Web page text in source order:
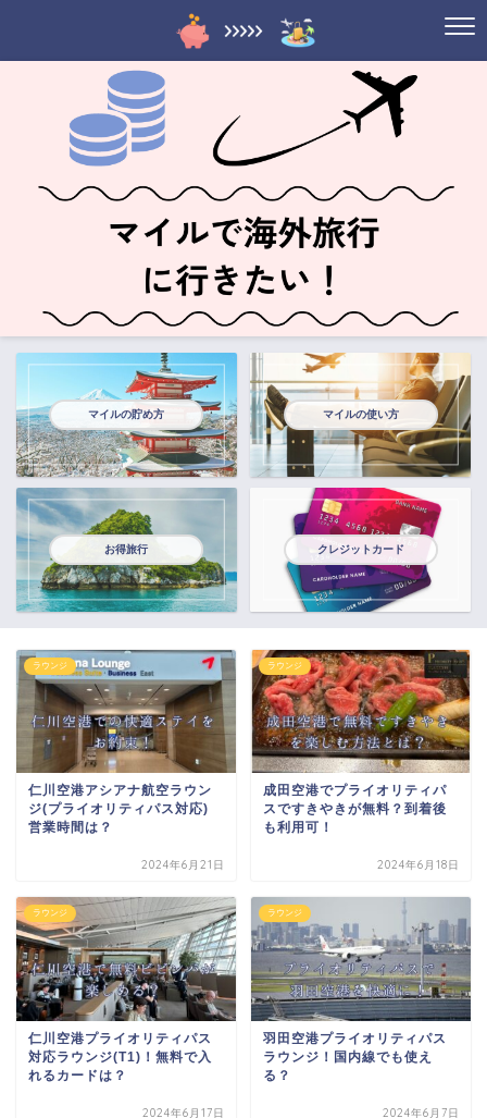
マイルの貯め方 マイルの使い方
お得旅行 クレジットカード
ラウンジ
仁川空港アシアナ航空ラウン
ジ(プライオリティパス対応)
営業時間は？
2024年6月21日
ラウンジ
成田空港でプライオリティパ
スですきやきが無料？到着後
も利用可！
2024年6月18日
ラウンジ
仁川空港プライオリティパス
対応ラウンジ(T1)！無料で入
れるカードは？
2024年6月17日
ラウンジ
羽田空港プライオリティパス
ラウンジ！国内線でも使え
る？
2024年6月7日